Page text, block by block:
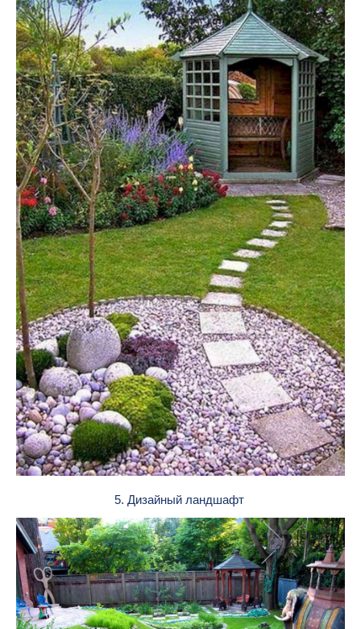
5. Дизайный ландшафт